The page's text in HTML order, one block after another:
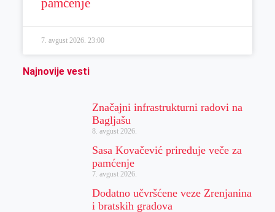
7. avgust 2026. 23:00
Najnovije vesti
Značajni infrastrukturni radovi na
Bagljašu
8. avgust 2026.
Sasa Kovačević priređuje veče za
pamćenje
7. avgust 2026.
Dodatno učvršćene veze Zrenjanina
i bratskih gradova